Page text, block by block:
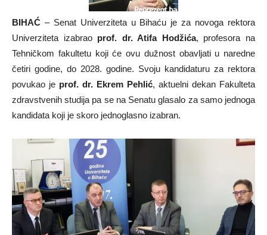
BIHAĆ – Senat Univerziteta u Bihaću je za novoga rektora
Univerziteta izabrao prof. dr. Atifa Hodžića, profesora na
Tehničkom fakultetu koji će ovu dužnost obavljati u naredne
četiri godine, do 2028. godine. Svoju kandidaturu za rektora
povukao je prof. dr. Ekrem Pehlić, aktuelni dekan Fakulteta
zdravstvenih studija pa se na Senatu glasalo za samo jednoga
kandidata koji je skoro jednoglasno izabran.